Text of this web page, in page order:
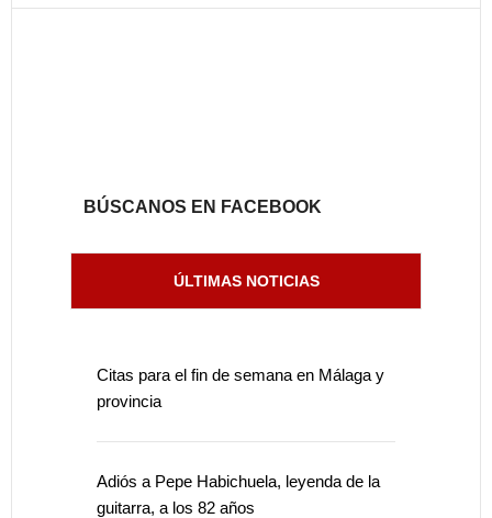
BÚSCANOS EN FACEBOOK
ÚLTIMAS NOTICIAS
Citas para el fin de semana en Málaga y
provincia
Adiós a Pepe Habichuela, leyenda de la
guitarra, a los 82 años